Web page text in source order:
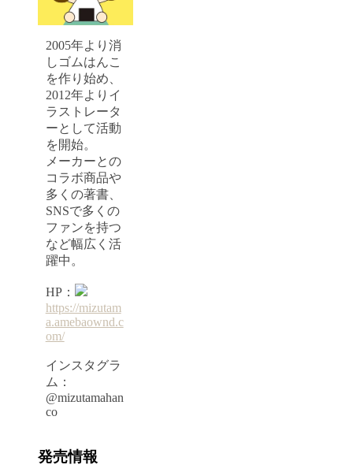
2005年より消
しゴムはんこ
を作り始め、
2012年よりイ
ラストレータ
ーとして活動
を開始。
メーカーとの
コラボ商品や
多くの著書、
SNSで多くの
ファンを持つ
など幅広く活
躍中。
HP：
https://mizutam
a.amebaownd.c
om/
インスタグラ
ム：
@mizutamahan
co
発売情報